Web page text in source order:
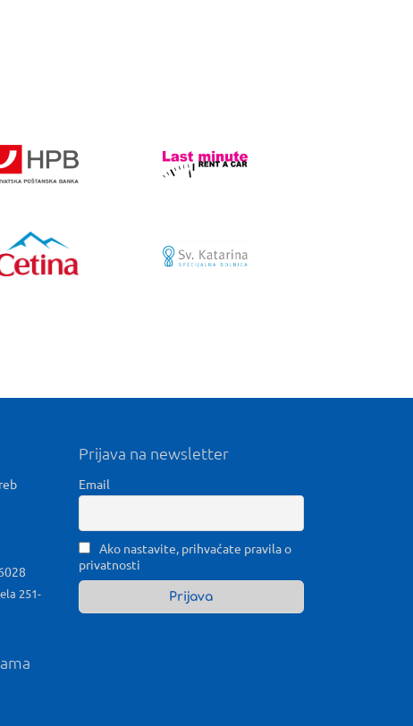
251-
Prijava na newsletter
Email
Ako nastavite, prihvaćate pravila o
privatnosti